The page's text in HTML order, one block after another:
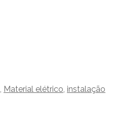
, Material elétrico, instalação